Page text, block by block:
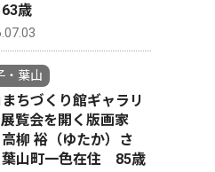
歳
・葉山
ちづくり館ギャラリ
覧会を開く版画家
柳 裕（ゆたか）さ
山町一色在住 85歳